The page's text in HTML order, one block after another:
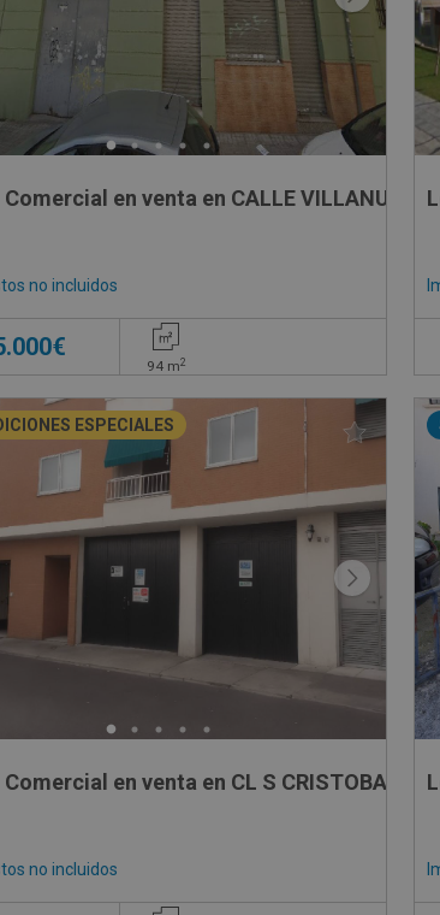
en venta en CALLE VILLANUEVA
no incluidos
94 m2
, 2
ESPECIALES
en venta en CL S CRISTOBAL, 6
no incluidos